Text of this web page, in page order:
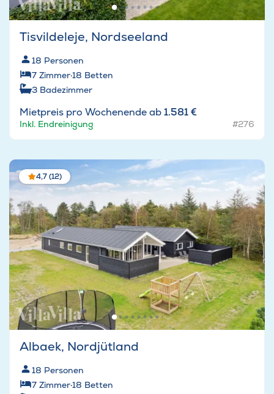
Tisvildeleje, Nordseeland
18 Personen
7 Zimmer·18 Betten
3 Badezimmer
Mietpreis pro Wochenende ab1.581 €
Inkl. Endreinigung #276
4,7 (12)
Albaek, Nordjütland
18 Personen
7 Zimmer·18 Betten